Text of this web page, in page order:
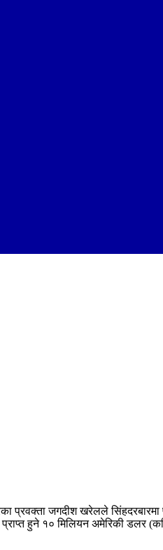
प्रवक्ता जगदीश खरेलले
प्राप्त हुने १० मिलियन अमेरिकी डलर